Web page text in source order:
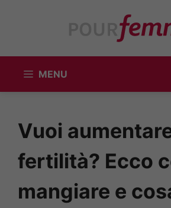
MENU
Vuoi
fertilità? Ecco
mangiare e